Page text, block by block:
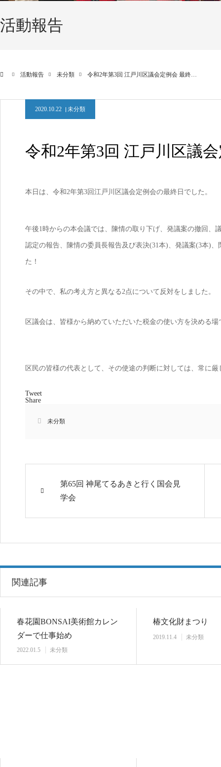
活動報告
活動報告 未分類 令和2年第3回 江戸川区議会定例会 最終…
2020.10.22 未分類
令和2年第3回 江戸川区議
本日は、令和2年第3回江戸川区議会定例会の最終日でした。
午後1時からの本会議では、陳情の取り下げ、発議案の撤回、
認定の報告、陳情の委員長報告及び表決(31本)、発議案(3本)
た！
その中で、私の考え方と異なる2点について反対をしました。
区議会は、皆様から納めていただいた税金の使い方を決める
区民の皆様の代表として、その使途の判断に対しては、常に
Tweet
Share
未分類
第65回 神尾てるあきと行く国会見
学会
関連記事
春花園BONSAI美術館カレン
ダーで仕事始め
2022.01.5 未分類
椿文化財まつり
2019.11.4 未分類